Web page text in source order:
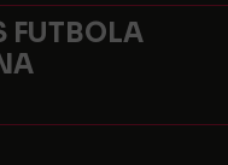
FUTBOLA